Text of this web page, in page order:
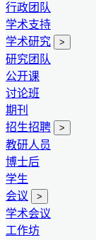
行政团队
学术支持
学术研究
>
研究团队
公开课
讨论班
期刊
招生招聘
>
教研人员
博士后
学生
会议
>
学术会议
工作坊